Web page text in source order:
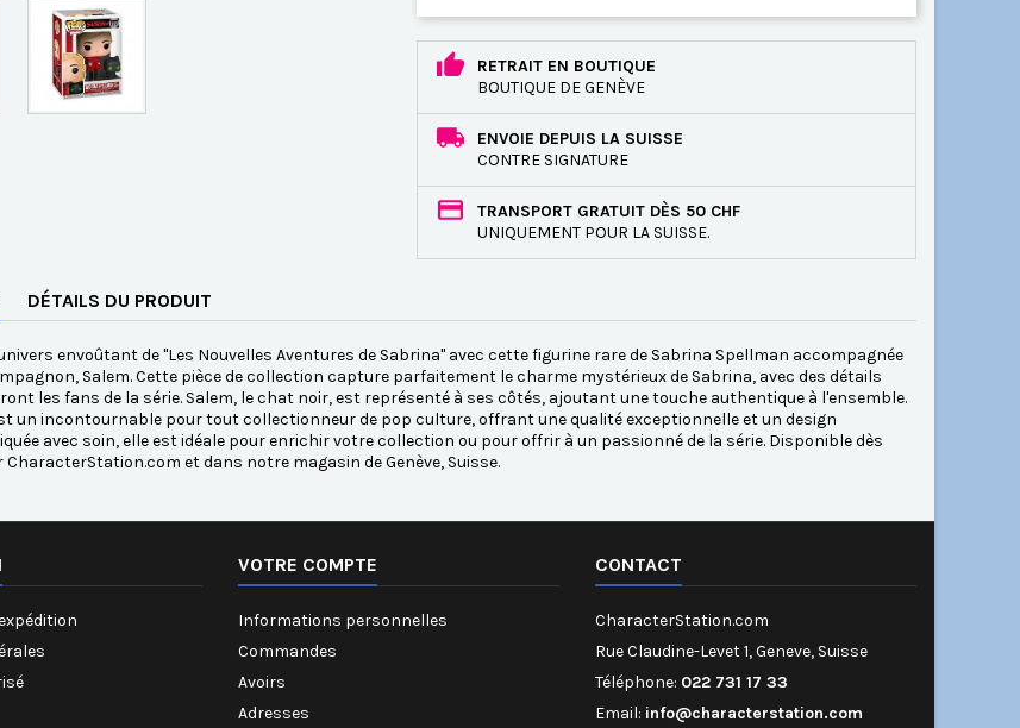
RETRAIT EN BOUTIQUE
BOUTIQUE DE GENÈVE
ENVOIE DEPUIS LA SUISSE
CONTRE SIGNATURE
TRANSPORT GRATUIT DÈS 50 CHF
UNIQUEMENT POUR LA SUISSE.
DÉTAILS DU PRODUIT
envoûtant de "Les Nouvelles Aventures de Sabrina" avec cette figurine rare de Sabrina Spellman accompagnée
Salem. Cette pièce de collection capture parfaitement le charme mystérieux de Sabrina, avec des détails
les fans de la série. Salem, le chat noir, est représenté à ses côtés, ajoutant une touche authentique à l'ensemble.
un incontournable pour tout collectionneur de pop culture, offrant une qualité exceptionnelle et un design
avec soin, elle est idéale pour enrichir votre collection ou pour offrir à un passionné de la série. Disponible dès
et dans notre magasin de Genève, Suisse.
VOTRE COMPTE
Informations personnelles
Commandes
Avoirs
Adresses
CONTACT
CharacterStation.com
Rue Claudine-Levet 1, Geneve, Suisse
Téléphone: 022 731 17 33
Email: info@characterstation.com